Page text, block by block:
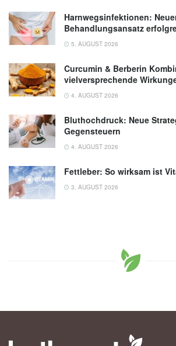
Harnwegsinfektionen:
Behandlungsansatz
5. AUGUST 2026
Curcumin & Berberin
vielversprechende
4. AUGUST 2026
Bluthochdruck: Neue
Gegensteuern
4. AUGUST 2026
Fettleber: So wirksam ist
3. AUGUST 2026